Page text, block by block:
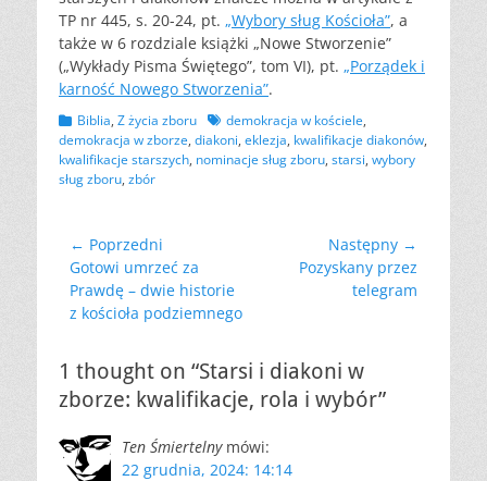
TP nr 445, s. 20-24, pt. „Wybory sług Kościoła”, a
także w 6 rozdziale książki „Nowe Stworzenie”
(„Wykłady Pisma Świętego”, tom VI), pt. „Porządek i
karność Nowego Stworzenia”.
Kategorii
Biblia, Z życia zboru Tagówdemokracja w kościele,
demokracja w zborze, diakoni, eklezja, kwalifikacje diakonów,
kwalifikacje starszych, nominacje sług zboru, starsi, wybory
sług zboru, zbór
Nawigacja
wpisu
← Poprzedni
Poprzedni
wpis:
Gotowi umrzeć za
Prawdę – dwie historie
z kościoła podziemnego
Następny →
NastępnyPozyskany przez
telegram
1 thought on “Starsi i diakoni w
zborze: kwalifikacje, rola i wybór”
Ten Śmiertelny mówi:
22 grudnia, 2024: 14:14